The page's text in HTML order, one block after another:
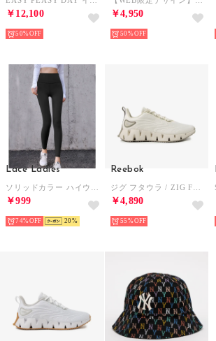
￥12,100
50%
￥4,950
50%
Lace Ladies
￥999
74% 20
Reebok
￥4,890
55%